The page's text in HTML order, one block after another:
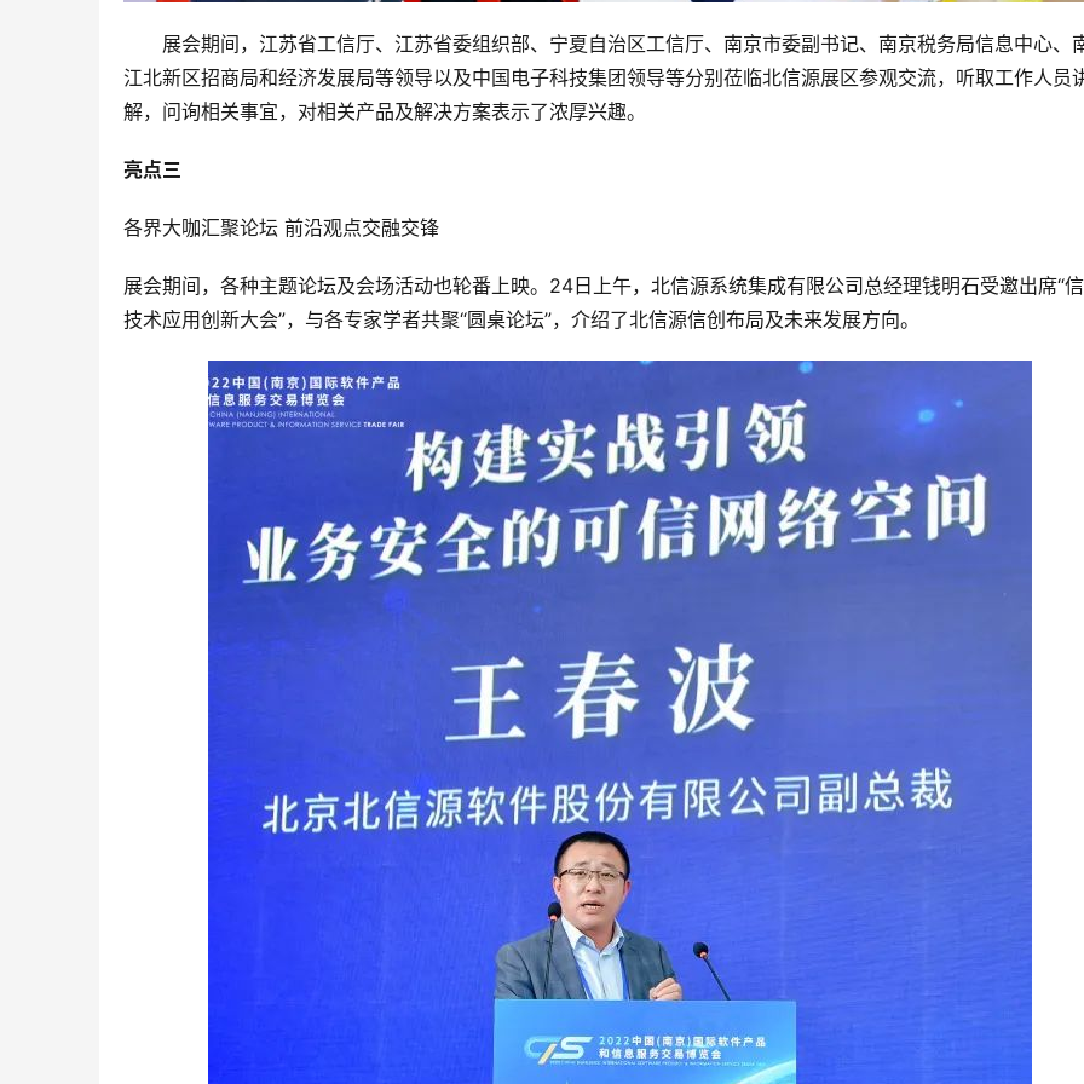
展会期间，江苏省工信厅、江苏省委组织部、宁夏自治区工信厅、南京市委副书记、南京税务局信息中心、
江北新区招商局和经济发展局等领导以及中国电子科技集团领导等分别莅临北信源展区参观交流，听取工作人员
解，问询相关事宜，对相关产品及解决方案表示了浓厚兴趣。
亮点三
各界大咖汇聚论坛 前沿观点交融交锋
展会期间，各种主题论坛及会场活动也轮番上映。24日上午，北信源系统集成有限公司总经理钱明石受邀出席“
技术应用创新大会”，与各专家学者共聚“圆桌论坛”，介绍了北信源信创布局及未来发展方向。